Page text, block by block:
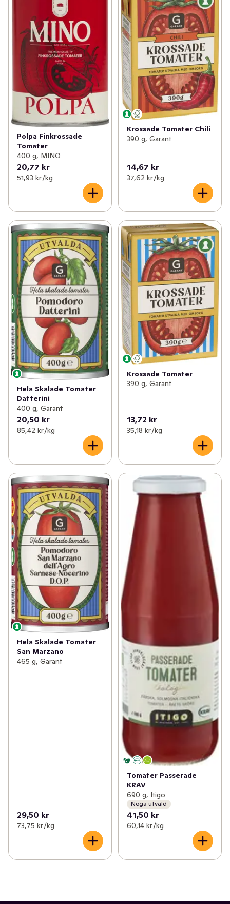
Polpa Finkrossade
Tomater
400 g, MINO
20,77 kr
51,93 kr /kg
Krossade Tomater Chili
390 g, Garant
14,67 kr
37,62 kr /kg
Hela Skalade Tomater
Datterini
400 g, Garant
20,50 kr
85,42 kr /kg
Krossade Tomater
390 g, Garant
13,72 kr
35,18 kr /kg
Hela Skalade Tomater
San Marzano
465 g, Garant
29,50 kr
73,75 kr /kg
Tomater Passerade
KRAV
690 g, Itigo
Noga utvald
41,50 kr
60,14 kr /kg